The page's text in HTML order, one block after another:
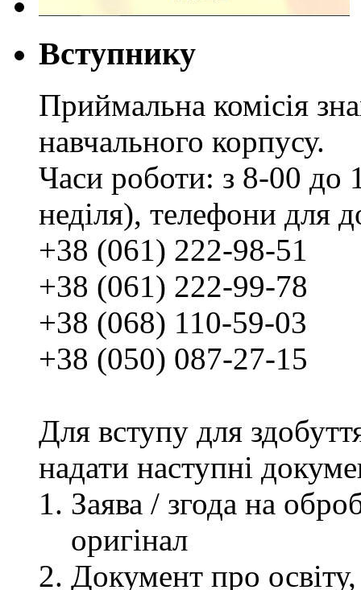
Вступнику
Приймальна комісія
навчального корпусу.
Часи роботи: з 8-00 до
неділя), телефони для
+38 (061) 222-98-51
+38 (061) 222-99-78
+38 (068) 110-59-03
+38 (050) 087-27-15
Для вступу для
надати наступні
Заява / згода на
оригінал
Документ про освіту,